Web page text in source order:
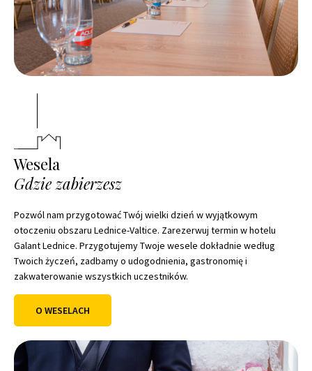
Wesela
Gdzie zabierzesz
Pozwól nam przygotować Twój wielki dzień w wyjątkowym
otoczeniu obszaru Lednice-Valtice. Zarezerwuj termin w hotelu
Galant Lednice. Przygotujemy Twoje wesele dokładnie według
Twoich życzeń, zadbamy o udogodnienia, gastronomię i
zakwaterowanie wszystkich uczestników.
O WESELACH